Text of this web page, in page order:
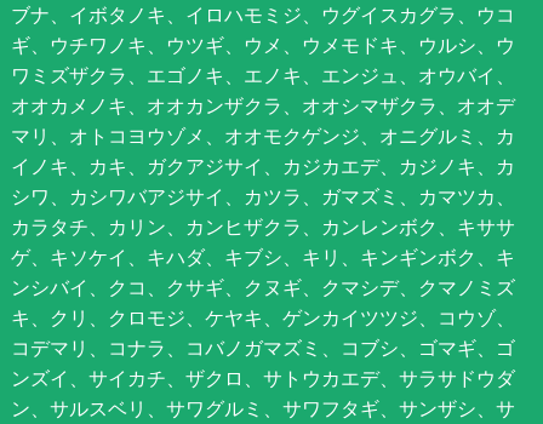
ブナ、イボタノキ、イロハモミジ、ウグイスカグラ、ウコ
ギ、ウチワノキ、ウツギ、ウメ、ウメモドキ、ウルシ、ウ
ワミズザクラ、エゴノキ、エノキ、エンジュ、オウバイ、
オオカメノキ、オオカンザクラ、オオシマザクラ、オオデ
マリ、オトコヨウゾメ、オオモクゲンジ、オニグルミ、カ
イノキ、カキ、ガクアジサイ、カジカエデ、カジノキ、カ
シワ、カシワバアジサイ、カツラ、ガマズミ、カマツカ、
カラタチ、カリン、カンヒザクラ、カンレンボク、キササ
ゲ、キソケイ、キハダ、キブシ、キリ、キンギンボク、キ
ンシバイ、クコ、クサギ、クヌギ、クマシデ、クマノミズ
キ、クリ、クロモジ、ケヤキ、ゲンカイツツジ、コウゾ、
コデマリ、コナラ、コバノガマズミ、コブシ、ゴマギ、ゴ
ンズイ、サイカチ、ザクロ、サトウカエデ、サラサドウダ
ン、サルスベリ、サワグルミ、サワフタギ、サンザシ、サ